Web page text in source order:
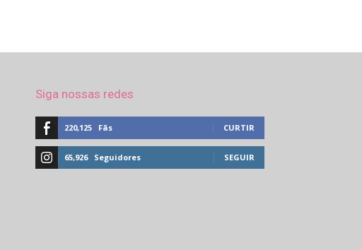
Siga nossas redes
220,125 Fãs CURTIR
65,926 Seguidores SEGUIR